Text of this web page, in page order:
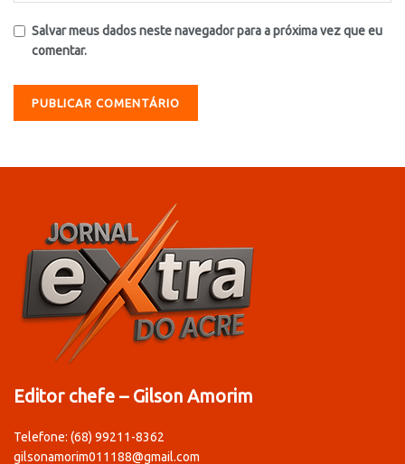
Salvar meus dados neste navegador para a próxima vez que eu
comentar.
Editor chefe – Gilson Amorim
Telefone: (68) 99211-8362
gilsonamorim011188@gmail.com